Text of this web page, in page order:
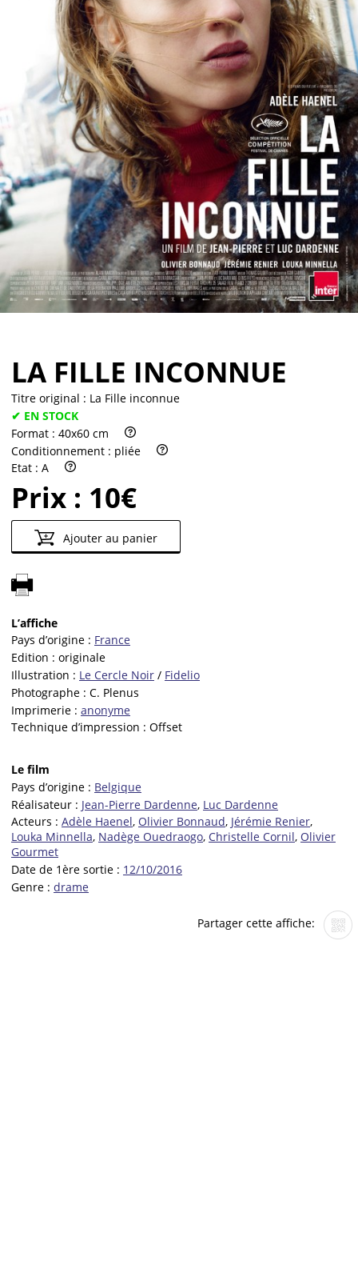
Vendre
LA FILLE INCONNUE
Titre original : La Fille inconnue
✔ EN STOCK
Format : 40x60 cm
Conditionnement : pliée
Etat : A
Prix : 10€
Ajouter au panier
L’affiche
Pays d’origine : France
Edition : originale
Illustration : Le Cercle Noir / Fidelio
Photographe : C. Plenus
Imprimerie : anonyme
Technique d’impression : Offset
Le film
Pays d’origine : Belgique
Réalisateur : Jean-Pierre Dardenne, Luc Dardenne
Acteurs : Adèle Haenel, Olivier Bonnaud, Jérémie Renier,
Louka Minnella, Nadège Ouedraogo, Christelle Cornil, Olivier
Gourmet
Date de 1ère sortie : 12/10/2016
Genre : drame
Partager cette affiche: